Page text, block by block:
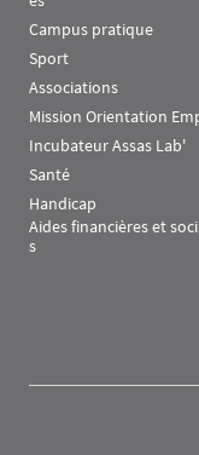
Campus pratique
Sport
Associations
Mission Orientation
Incubateur Assas Lab'
Santé
Handicap
Aides financières et
s